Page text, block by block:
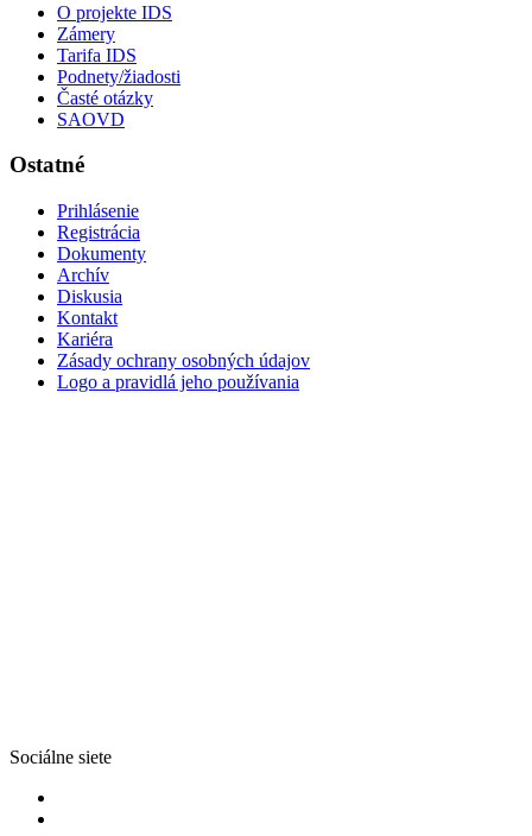
O projekte IDS
Zámery
Tarifa IDS
Podnety/žiadosti
Časté otázky
SAOVD
Ostatné
Prihlásenie
Registrácia
Dokumenty
Archív
Diskusia
Kontakt
Kariéra
Zásady ochrany osobných údajov
Logo a pravidlá jeho používania
Sociálne siete